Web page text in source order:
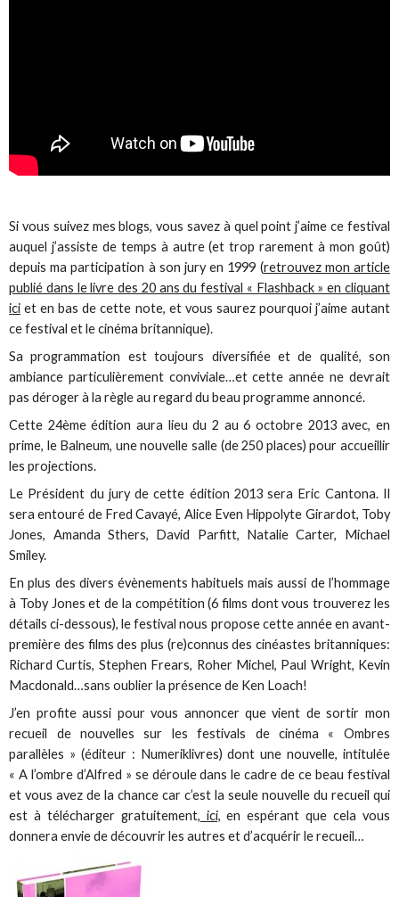
Si vous suivez mes blogs, vous savez à quel point j’aime ce festival
auquel j’assiste de temps à autre (et trop rarement à mon goût)
depuis ma participation à son jury en 1999 (retrouvez mon article
publié dans le livre des 20 ans du festival « Flashback » en cliquant
ici et en bas de cette note, et vous saurez pourquoi j’aime autant
ce festival et le cinéma britannique).
Sa programmation est toujours diversifiée et de qualité, son
ambiance particulièrement conviviale…et cette année ne devrait
pas déroger à la règle au regard du beau programme annoncé.
Cette 24ème édition aura lieu du 2 au 6 octobre 2013 avec, en
prime, le Balneum, une nouvelle salle (de 250 places) pour accueillir
les projections.
Le Président du jury de cette édition 2013 sera Eric Cantona. Il
sera entouré de Fred Cavayé, Alice Even Hippolyte Girardot, Toby
Jones, Amanda Sthers, David Parfitt, Natalie Carter, Michael
Smiley.
En plus des divers évènements habituels mais aussi de l’hommage
à Toby Jones et de la compétition (6 films dont vous trouverez les
détails ci-dessous), le festival nous propose cette année en avant-
première des films des plus (re)connus des cinéastes britanniques:
Richard Curtis, Stephen Frears, Roher Michel, Paul Wright, Kevin
Macdonald…sans oublier la présence de Ken Loach!
J’en profite aussi pour vous annoncer que vient de sortir mon
recueil de nouvelles sur les festivals de cinéma « Ombres
parallèles » (éditeur : Numeriklivres) dont une nouvelle, intitulée
« A l’ombre d’Alfred » se déroule dans le cadre de ce beau festival
et vous avez de la chance car c’est la seule nouvelle du recueil qui
est à télécharger gratuitement, ici, en espérant que cela vous
donnera envie de découvrir les autres et d’acquérir le recueil…